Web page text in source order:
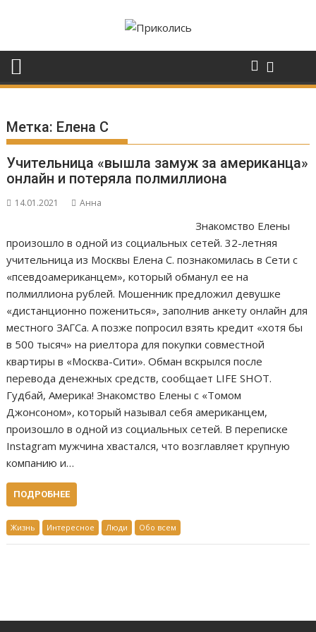
Метка: Елена С
Учительница «вышла замуж за американца»
онлайн и потеряла полмиллиона
14.01.2021 Анна
Знакомство Елены
произошло в одной из социальных сетей. 32-летняя
учительница из Москвы Елена С. познакомилась в Сети с
«псевдоамериканцем», который обманул ее на
полмиллиона рублей. Мошенник предложил девушке
«дистанционно пожениться», заполнив анкету онлайн для
местного ЗАГСа. А позже попросил взять кредит «хотя бы
в 500 тысяч» на риелтора для покупки совместной
квартиры в «Москва-Сити». Обман вскрылся после
перевода денежных средств, сообщает LIFE SHOT.
Гудбай, Америка! Знакомство Елены с «Томом
Джонсоном», который называл себя американцем,
произошло в одной из социальных сетей. В переписке
Instagram мужчина хвастался, что возглавляет крупную
компанию и…
ПОДРОБНЕЕ
Жизнь Интересное Люди Обо всем